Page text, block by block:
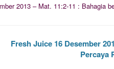
2013 – Mat. 11:2-11 : Bahagia
Fresh Juice 16 Desember
Percaya